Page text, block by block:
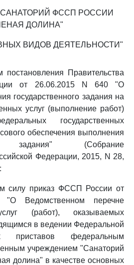
ФССП РОССИИ
ДОЛИНА"
ВИДОВ ДЕЯТЕЛЬНОСТИ"
постановления Правительства
от 26.06.2015 N 640 "О
государственного задания на
услуг (выполнение работ)
государственных
обеспечения выполнения
задания" (Собрание
Федерации, 2015, N 28,
силу приказ ФССП России от
Ведомственном перечне
(работ), оказываемых
в ведении Федеральной
приставов федеральным
учреждением "Санаторий
долина" в качестве основных